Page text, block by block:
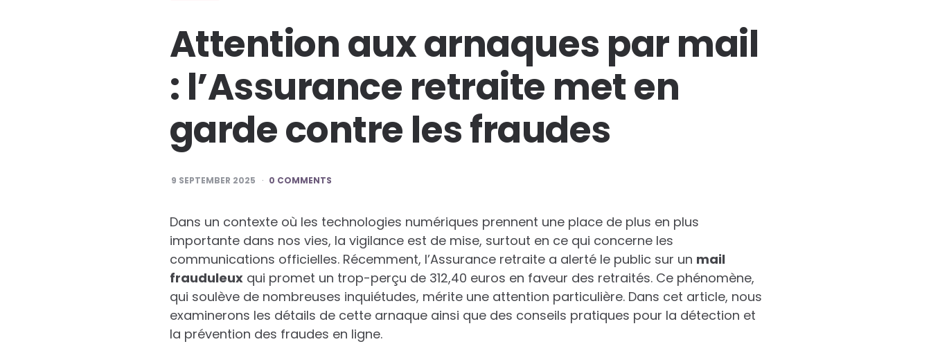
Attention aux arnaques par mail
: l’Assurance retraite met en
garde contre les fraudes
9 SEPTEMBER 2025 0 COMMENTS
Dans un contexte où les technologies numériques prennent une place de plus en plus
importante dans nos vies, la vigilance est de mise, surtout en ce qui concerne les
communications officielles. Récemment, l’Assurance retraite a alerté le public sur un mail
frauduleuxqui promet un trop-perçu de 312,40 euros en faveur des retraités. Ce phénomène,
qui soulève de nombreuses inquiétudes, mérite une attention particulière. Dans cet article, nous
examinerons les détails de cette arnaque ainsi que des conseils pratiques pour la détection et
la prévention des fraudes en ligne.